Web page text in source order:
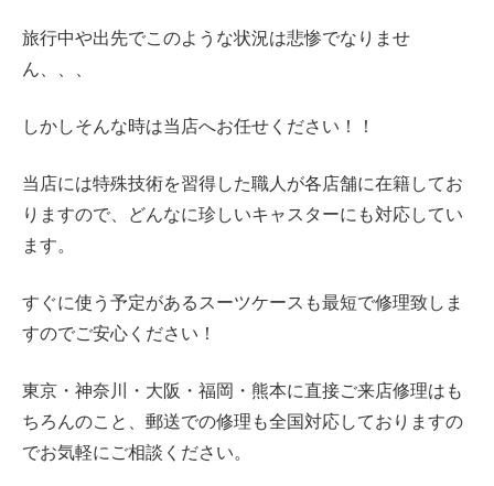
旅行中や出先でこのような状況は悲惨でなりませ
ん、、、
しかしそんな時は当店へお任せください！！
当店には特殊技術を習得した職人が各店舗に在籍してお
りますので、どんなに珍しいキャスターにも対応してい
ます。
すぐに使う予定があるスーツケースも最短で修理致しま
すのでご安心ください！
東京・神奈川・大阪・ 福岡・熊本に直接ご来店修理はも
ちろんのこと、郵送での修理も全国対応しておりますの
でお気軽にご相談ください。